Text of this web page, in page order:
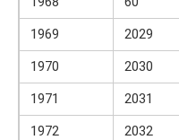
1969
2029
1970
2030
1971
2031
1972
2032